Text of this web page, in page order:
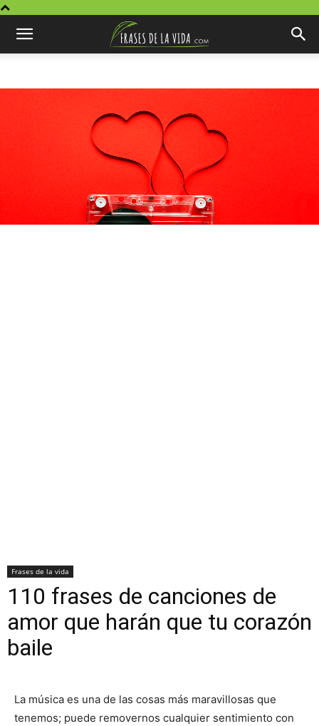
Frases de la vida
110 frases de canciones de
amor que harán que tu corazón
baile
La música es una de las cosas más maravillosas que
tenemos; puede removernos cualquier sentimiento con